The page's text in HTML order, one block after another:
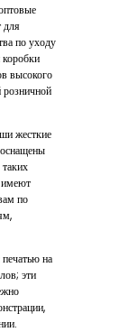
для
по уходу
высокого
розничной
жесткие
имеют
по
на
эти